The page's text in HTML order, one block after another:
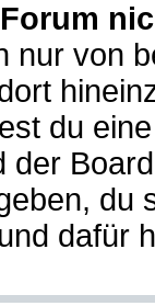
nur von
du
der
du
dafür